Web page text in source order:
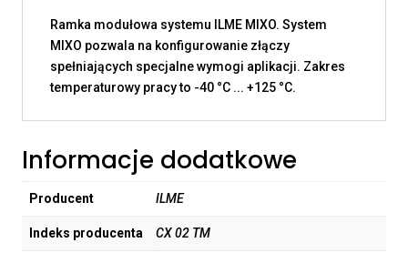
Ramka modułowa systemu ILME MIXO. System
MIXO pozwala na konfigurowanie złączy
spełniających specjalne wymogi aplikacji. Zakres
temperaturowy pracy to -40 °C ... +125 °C.
Informacje dodatkowe
Producent ILME
Indeks producenta CX 02 TM